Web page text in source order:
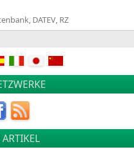
DATEV RZ